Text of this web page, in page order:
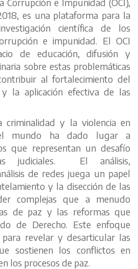
es una plataforma para la
científica de los
e impunidad. El OCI
de educación, difusión y
sobre estas problemáticas
al fortalecimiento del
la aplicación efectiva de las
criminalidad y la violencia en
mundo ha dado lugar a
que representan un desafío
judiciales. El análisis,
de redes juega un papel
y la disección de las
complejas que a menudo
de paz y las reformas que
de Derecho. Este enfoque
para revelar y desarticular las
sostienen los conflictos en
los procesos de paz.